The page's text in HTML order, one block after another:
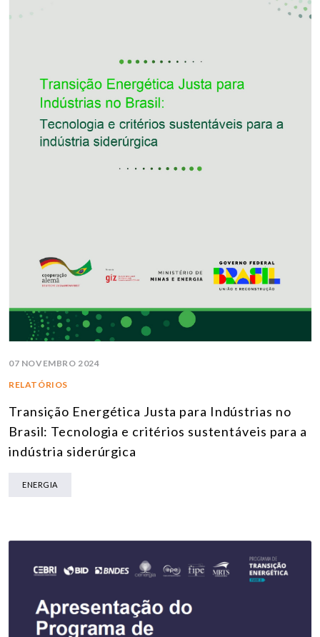
07 NOVEMBRO 2024
RELATÓRIOS
Transição Energética Justa para Indústrias no
Brasil: Tecnologia e critérios sustentáveis para a
indústria siderúrgica
ENERGIA